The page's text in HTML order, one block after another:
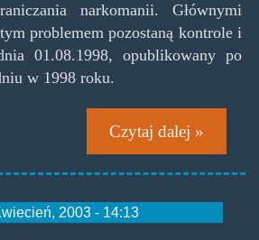
narkomanii. Głównymi
problemem pozostaną kontrole i
01.08.1998, opublikowany po
w 1998 roku.
Czytaj dalej »
2003 - 14:13